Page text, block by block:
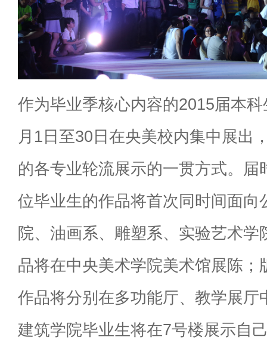
作为毕业季核心内容的2015届本
月1日至30日在央美校内集中展出
的各专业轮流展示的一贯方式。届
位毕业生的作品将首次同时间面向
院、油画系、雕塑系、实验艺术学
品将在中央美术学院美术馆展陈；
作品将分别在多功能厅、教学展厅
建筑学院毕业生将在7号楼展示自